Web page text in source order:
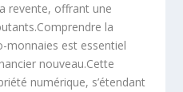
revente, offrant une
la
monnaies est essentiel
nouveau.Cette
numérique, s’étendant